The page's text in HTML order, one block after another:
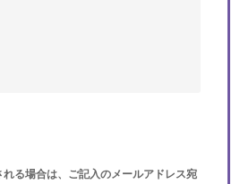
る場合は、ご記入のメールアドレス宛